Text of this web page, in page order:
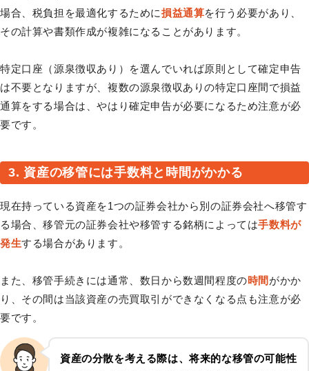
場合、税負担を最適化するために損益通算を行う必要があり、
その計算や書類作成が複雑になることがあります。
特定口座（源泉徴収あり）を選んでいれば原則として確定申告
は不要となりますが、複数の源泉徴収ありの特定口座間で損益
通算をする場合は、やはり確定申告が必要になるため注意が必
要です。
3. 資産の移管には手数料と時間がかかる
現在持っている資産を1つの証券会社から別の証券会社へ移管す
る場合、移管元の証券会社や移管する銘柄によっては手数料が
発生する場合があります。
また、移管手続きには通常、数日から数週間程度の時間 がかか
り、その間は当該資産の売買取引ができなくなる点も注意が必
要です。
資産の分散を考える際は、将来的な移管の可能性